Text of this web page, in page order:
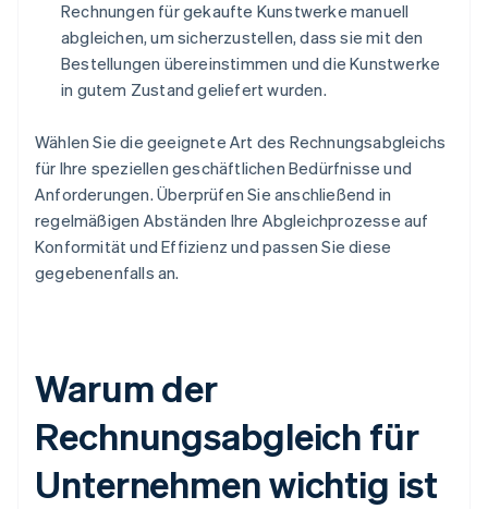
Rechnungen für gekaufte Kunstwerke manuell
abgleichen, um sicherzustellen, dass sie mit den
Bestellungen übereinstimmen und die Kunstwerke
in gutem Zustand geliefert wurden.
Wählen Sie die geeignete Art des Rechnungsabgleichs
für Ihre speziellen geschäftlichen Bedürfnisse und
Anforderungen. Überprüfen Sie anschließend in
regelmäßigen Abständen Ihre Abgleichprozesse auf
Konformität und Effizienz und passen Sie diese
gegebenenfalls an.
Warum der
Rechnungsabgleich für
Unternehmen wichtig ist